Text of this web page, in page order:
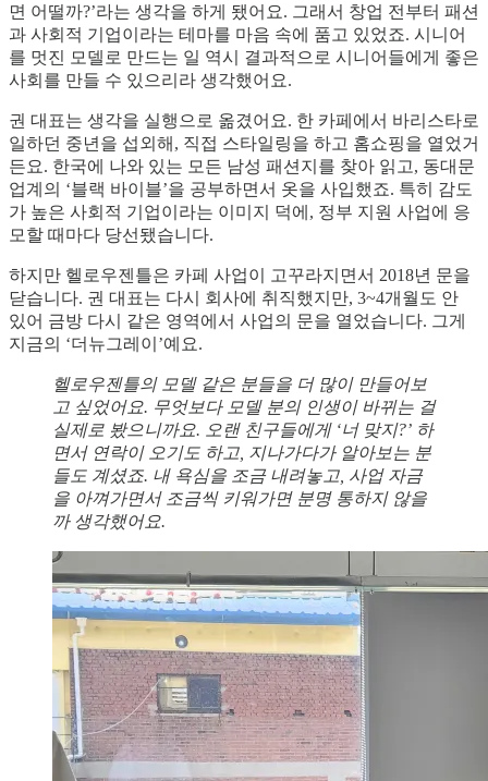
면 어떨까?’라는 생각을 하게 됐어요. 그래서 창업 전부터 패션
과 사회적 기업이라는 테마를 마음 속에 품고 있었죠. 시니어
를 멋진 모델로 만드는 일 역시 결과적으로 시니어들에게 좋은
사회를 만들 수 있으리라 생각했어요.
권 대표는 생각을 실행으로 옮겼어요. 한 카페에서 바리스타로
일하던 중년을 섭외해, 직접 스타일링을 하고 홈쇼핑을 열었거
든요. 한국에 나와 있는 모든 남성 패션지를 찾아 읽고, 동대문
업계의 ‘블랙 바이블’을 공부하면서 옷을 사입했죠. 특히 감도
가 높은 사회적 기업이라는 이미지 덕에, 정부 지원 사업에 응
모할 때마다 당선됐습니다.
하지만 헬로우젠틀은 카페 사업이 고꾸라지면서 2018년 문을
닫습니다. 권 대표는 다시 회사에 취직했지만, 3~4개월도 안
있어 금방 다시 같은 영역에서 사업의 문을 열었습니다. 그게
지금의 ‘더뉴그레이’예요.
헬로우젠틀의 모델 같은 분들을 더 많이 만들어보
고 싶었어요. 무엇보다 모델 분의 인생이 바뀌는 걸
실제로 봤으니까요. 오랜 친구들에게 ‘너 맞지?’ 하
면서 연락이 오기도 하고, 지나가다가 알아보는 분
들도 계셨죠. 내 욕심을 조금 내려놓고, 사업 자금
을 아껴가면서 조금씩 키워가면 분명 통하지 않을
까 생각했어요.